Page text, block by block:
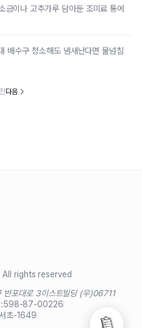
이나 고추가루 담아둔 조미료 통에
배수구 청소해도 냄새난다면 물넘침
다음
rights reserved
반포대로 3이스트빌딩 (우)06711
598-87-00226
초-1649